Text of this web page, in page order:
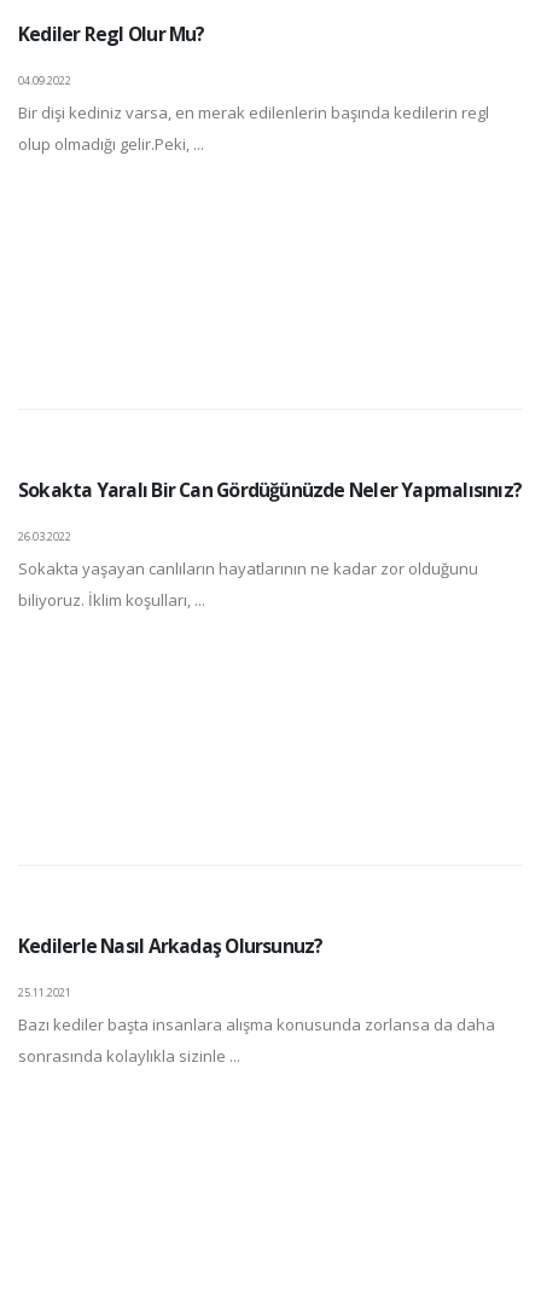
Kediler Regl Olur Mu?
04.09.2022
Bir dişi kediniz varsa, en merak edilenlerin başında kedilerin regl
olup olmadığı gelir.Peki, ...
Sokakta Yaralı Bir Can Gördüğünüzde Neler Yapmalısınız?
26.03.2022
Sokakta yaşayan canlıların hayatlarının ne kadar zor olduğunu
biliyoruz. İklim koşulları, ...
Kedilerle Nasıl Arkadaş Olursunuz?
25.11.2021
Bazı kediler başta insanlara alışma konusunda zorlansa da daha
sonrasında kolaylıkla sizinle ...